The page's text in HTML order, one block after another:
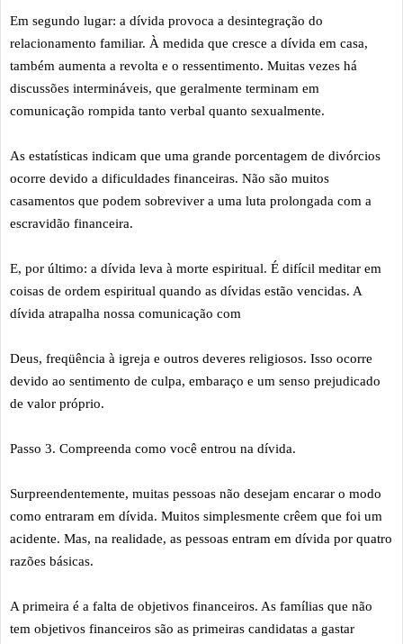
Em segundo lugar: a dívida provoca a desintegração do
relacionamento familiar. À medida que cresce a dívida em casa,
também aumenta a revolta e o ressentimento. Muitas vezes há
discussões intermináveis, que geralmente terminam em
comunicação rompida tanto verbal quanto sexualmente.
As estatísticas indicam que uma grande porcentagem de divórcios
ocorre devido a dificuldades financeiras. Não são muitos
casamentos que podem sobreviver a uma luta prolongada com a
escravidão financeira.
E, por último: a dívida leva à morte espiritual. É difícil meditar em
coisas de ordem espiritual quando as dívidas estão vencidas. A
dívida atrapalha nossa comunicação com
Deus, freqüência à igreja e outros deveres religiosos. Isso ocorre
devido ao sentimento de culpa, embaraço e um senso prejudicado
de valor próprio.
Passo 3. Compreenda como você entrou na dívida.
Surpreendentemente, muitas pessoas não desejam encarar o modo
como entraram em dívida. Muitos simplesmente crêem que foi um
acidente. Mas, na realidade, as pessoas entram em dívida por quatro
razões básicas.
A primeira é a falta de objetivos financeiros. As famílias que não
tem objetivos financeiros são as primeiras candidatas a gastar